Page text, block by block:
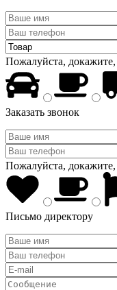
Пожалуйста,
Заказать звонок
Пожалуйста,
Письмо директору